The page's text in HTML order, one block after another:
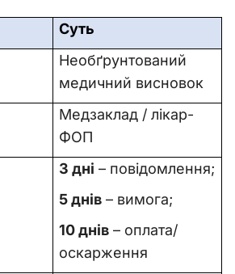
Суть
Необґрунтований
медичний висновок
Медзаклад / лікар-
ФОП
3 дні – повідомлення;
5 днів – вимога;
10 днів – оплата/
оскарження